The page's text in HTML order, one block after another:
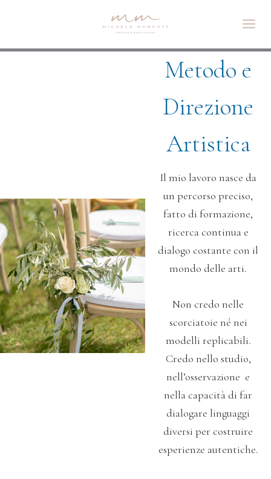
Metodo e
Direzione
Artistica
Il mio lavoro nasce da
un percorso preciso,
fatto di formazione,
ricerca continua e
dialogo costante con il
mondo delle arti.
Non credo nelle
scorciatoie né nei
modelli replicabili.
Credo nello studio,
nell’osservazione e
nella capacità di far
dialogare linguaggi
diversiper costruire
esperienze autentiche.